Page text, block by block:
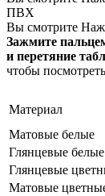
ПВХ
Вы смотрите
Зажмите
и перетяние
чтобы
Материал
Матовые белые
Глянцевые белые
Глянцевые
Матовые